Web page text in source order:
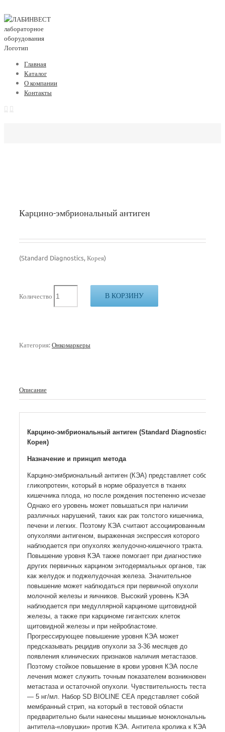
Главная
Каталог
О компании
Контакты
Карцино-эмбриональный антиген
(Standard Diagnostics, Корея)
Количество В КОРЗИНУ
Категория:Онкомаркеры
Описание
Карцино-эмбриональный антиген (Standard Diagnostics,
Корея)
Назначение и принцип метода
Карцино-эмбриональный антиген (КЭА) представляет собой
гликопротеин, который в норме образуется в тканях
кишечника плода, но после рождения постепенно исчезает.
Однако его уровень может повышаться при наличии
различных нарушений, таких как рак толстого кишечника,
печени и легких. Поэтому КЭА считают ассоциированным с
опухолями антигеном, выраженная экспрессия которого
наблюдается при опухолях желудочно-кишечного тракта.
Повышение уровня КЭА также помогает при диагностике
других первичных карцином энтодермальных органов, таких
как желудок и поджелудочная железа. Значительное
повышение может наблюдаться при первичной опухоли
молочной железы и яичников. Высокий уровень КЭА
наблюдается при медуллярной карциноме щитовидной
железы, а также при карциноме гигантских клеток
щитовидной железы и при нейробластоме.
Прогрессирующее повышение уровня КЭА может
предсказывать рецидив опухоли за 3-36 месяцев до
появления клинических признаков наличия метастазов.
Поэтому стойкое повышение в крови уровня КЭА после
лечения может служить точным показателем возникновения
метастаза и остаточной опухоли. Чувствительность теста
— 5 нг/мл. Набор SD BIOLINE СЕА представляет собой
мембранный стрип, на который в тестовой области
предварительно были нанесены мышиные моноклональные
антитела-«ловушки» против КЭА. Антитела кролика к КЭА,